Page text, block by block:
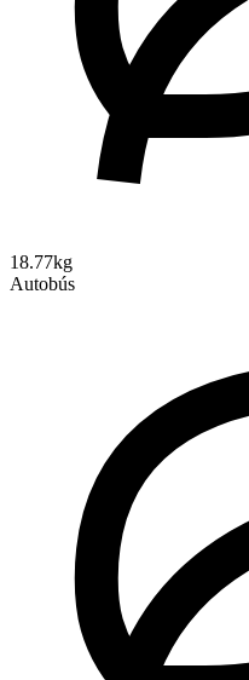
18.77kg
Autobús